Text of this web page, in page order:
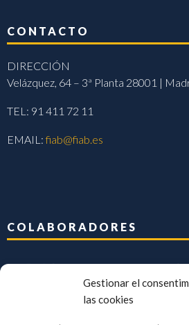
Gestionar el
las cookies
CONTACTO
DIRECCIÓN
Velázquez, 64 – 3ª Planta 28001 |
TEL: 91 411 72 11
EMAIL:fiab@fiab.es
COLABORADORES